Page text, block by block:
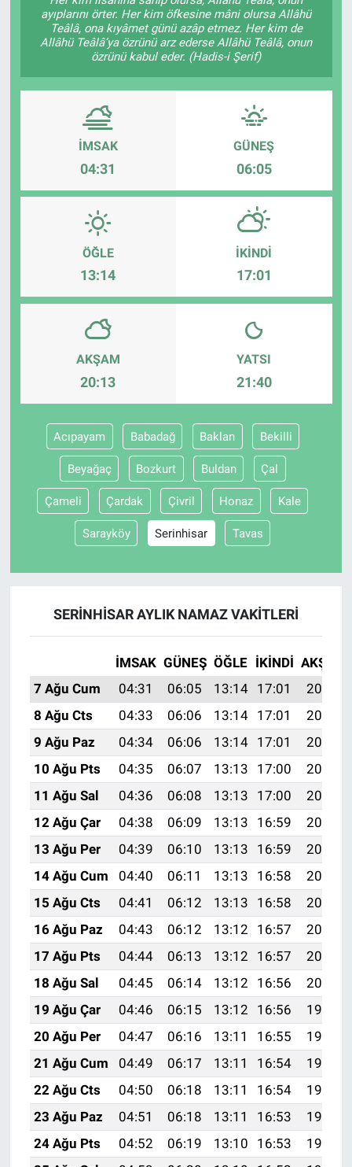
ayıplarını örter. Her kim öfkesine mâni olursa Allâhü
Teâlâ, ona kıyâmet günü azâp etmez. Her kim de
Allâhü Teâlâ’ya özrünü arz ederse Allâhü Teâlâ, onun
özrünü kabul eder. (Hadis-i Şerif)
İMSAK
04:31
GÜNEŞ
06:05
ÖĞLE
13:14
İKINDI
17:01
AKŞAM
20:13
YATSI
21:40
Acıpayam Babadağ Baklan Bekilli
Beyağaç Bozkurt Buldan Çal
Çameli Çardak Çivril Honaz Kale
Sarayköy Serinhisar Tavas
SERINHISAR AYLIK NAMAZ VAKITLERI
İMSAK GÜNEŞ ÖĞLE İKINDI AKŞAM
7 Ağu Cum
04:31 06:05 13:14 17:01
20:13
8 Ağu Cts
04:33 06:06 13:14 17:01
20:12
9 Ağu Paz
04:34 06:06 13:14 17:01
20:11
10 Ağu Pts
04:35 06:07 13:13 17:00
20:10
11 Ağu Sal
04:36 06:08 13:13 17:00
20:08
12 Ağu Çar
04:38 06:09 13:13 16:59
20:07
13 Ağu Per
04:39 06:10 13:13 16:59
20:06
14 Ağu Cum
04:40 06:11 13:13 16:58
20:05
15 Ağu Cts
04:41 06:12 13:13 16:58
20:04
16 Ağu Paz
04:43 06:12 13:12 16:57
20:02
17 Ağu Pts
04:44 06:13 13:12 16:57
20:01
18 Ağu Sal
04:45 06:14 13:12 16:56
20:00
19 Ağu Çar
04:46 06:15 13:12 16:56
19:58
20 Ağu Per
04:47 06:16 13:11 16:55
19:57
21 Ağu Cum
04:49 06:17 13:11 16:54
19:56
22 Ağu Cts
04:50 06:18 13:11 16:54
19:54
23 Ağu Paz
04:51 06:18 13:11 16:53
19:53
24 Ağu Pts
04:52 06:19 13:10 16:53
19:52
Ege'den Esintiler
Eğlence
Ekonomi
Forum
Gerçeğin İzinde
Gün Başlıyor
Gündem Özel
Günün görüntüsü
Haber
İlan
Kimdir
Nedir
Popüler
Programlar
Sağlık
Spor
Teknoloji
Türkiye'nin Geleceği
Türkiye'nin Gündemi
Yerel Gündem
Yerel Yaşam
Canlı Yayın
İletişim